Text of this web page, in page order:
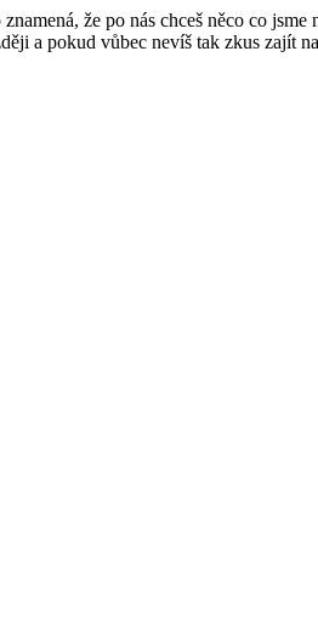
že po nás chceš něco co
a pokud vůbec nevíš tak zkus zajít